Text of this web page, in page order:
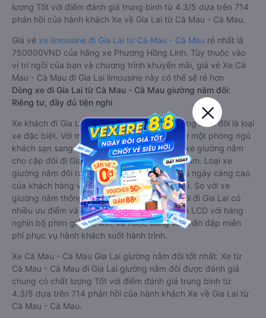
lượng Tốt với điểm đánh giá trung bình từ 4.3/5 dựa trên 714
phản hồi của hành khách Xe về Gia Lai từ Cà Mau - Cà Mau.
Giá vé xe limousine đi Gia Lai từ Cà Mau - Cà Mau rẻ nhất là
750000VND của hãng xe Phương Hồng Linh. Tùy thuộc vào
vị trí ngồi của bạn và chương trình khuyến mãi, giá vé Xe Cà
Mau - Cà Mau đi Gia Lai limousine này có thể sẽ rẻ hơn
Dòng xe đi Gia Lai từ Cà Mau - Cà Mau giường nằm đôi:
Riêng tư, đầy đủ tiện nghi
Xe khách đi Gia Lai từ Cà Mau - Cà Mau giường nằm đôi là loại
xe đặc biệt. Với mỗi giường được thiết kế như một phòng ngủ
khách sạn sang trọng, hiện đại. Đây là dòng xe giường nằm
cho cặp đôi đi Gia Lai mới xuất hiện tại Việt Nam. Loại xe
giường nằm đôi ra đời nhằm đáp ứng yêu cầu ngày càng cao
của khách hàng về chất lượng dịch vụ vận tải. So với xe
giường nằm thông thường, xe giường nằm đôi đi Gia Lai có
nhiều ưu điểm và tiện nghi vượt trội. Màn hình LCD với hàng
nghìn bộ phim giải trí, wifi, và nước uống và chăn đắp miễn
phí phục vụ hành khách suốt hành trình.
Xe Cà Mau - Cà Mau Gia Lai giường nằm đôi tốt nhất: Xe từ
Cà Mau - Cà Mau đi Gia Lai giường nằm đôi được đánh giá
chung có chất lượng Tốt với điểm đánh giá trung bình từ
4.3/5 dựa trên 714 phản hồi của hành khách Xe về Gia Lai từ
Cà Mau - Cà Mau.